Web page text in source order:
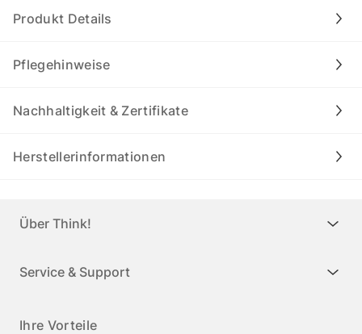
Produkt Details
Pflegehinweise
Nachhaltigkeit & Zertifikate
Herstellerinformationen
Über Think!
Service & Support
Ihre Vorteile